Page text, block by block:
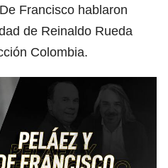
Francisco hablaron
de Reinaldo Rueda
Colombia.